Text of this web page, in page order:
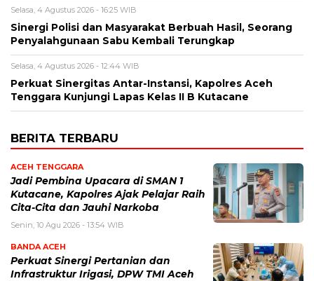
Selasa, 4 Agustus 2026 - 16:25 WIB
Sinergi Polisi dan Masyarakat Berbuah Hasil, Seorang
Penyalahgunaan Sabu Kembali Terungkap
Selasa, 4 Agustus 2026 - 12:44 WIB
Perkuat Sinergitas Antar-Instansi, Kapolres Aceh
Tenggara Kunjungi Lapas Kelas II B Kutacane
BERITA TERBARU
ACEH TENGGARA
Jadi Pembina Upacara di SMAN 1
Kutacane, Kapolres Ajak Pelajar Raih
Cita-Cita dan Jauhi Narkoba
Senin, 10 Agu 2026 - 13:54 WIB
BANDA ACEH
Perkuat Sinergi Pertanian dan
Infrastruktur Irigasi, DPW TMI Aceh